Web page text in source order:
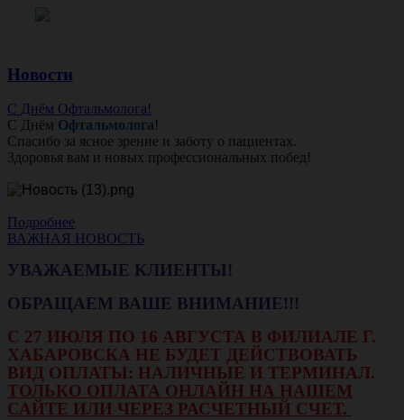
Новости
С Днём Офтальмолога!
С Днём Офтальмолога!
Спасибо за ясное зрение и заботу о пациентах.
Здоровья вам и новых профессиональных побед!
Подробнее
ВАЖНАЯ НОВОСТЬ
УВАЖАЕМЫЕ КЛИЕНТЫ!
ОБРАЩАЕМ ВАШЕ ВНИМАНИЕ!!!
С 27 ИЮЛЯ ПО 16 АВГУСТА В ФИЛИАЛЕ Г.
ХАБАРОВСКА НЕ БУДЕТ ДЕЙСТВОВАТЬ
ВИД ОПЛАТЫ: НАЛИЧНЫЕ И ТЕРМИНАЛ.
ТОЛЬКО ОПЛАТА ОНЛАЙН НА НАШЕМ
САЙТЕ ИЛИ ЧЕРЕЗ РАСЧЕТНЫЙ СЧЕТ.